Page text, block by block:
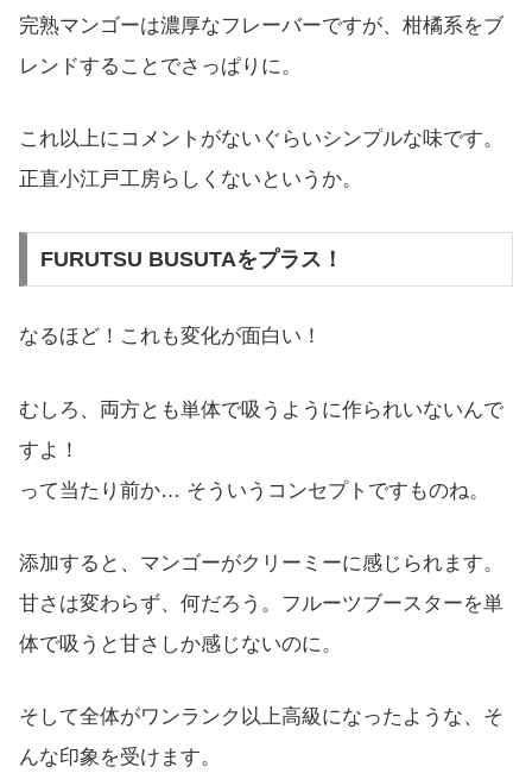
完熟マンゴーは濃厚なフレーバーですが、柑橘系をブ
レンドすることでさっぱりに。
これ以上にコメントがないぐらいシンプルな味です。
正直小江戸工房らしくないというか。
FURUTSU BUSUTAをプラス！
なるほど！これも変化が面白い！
むしろ、両方とも単体で吸うように作られいないんで
すよ！
って当たり前か… そういうコンセプトですものね。
添加すると、マンゴーがクリーミーに感じられます。
甘さは変わらず、何だろう。フルーツブースターを単
体で吸うと甘さしか感じないのに。
そして全体がワンランク以上高級になったような、そ
んな印象を受けます。